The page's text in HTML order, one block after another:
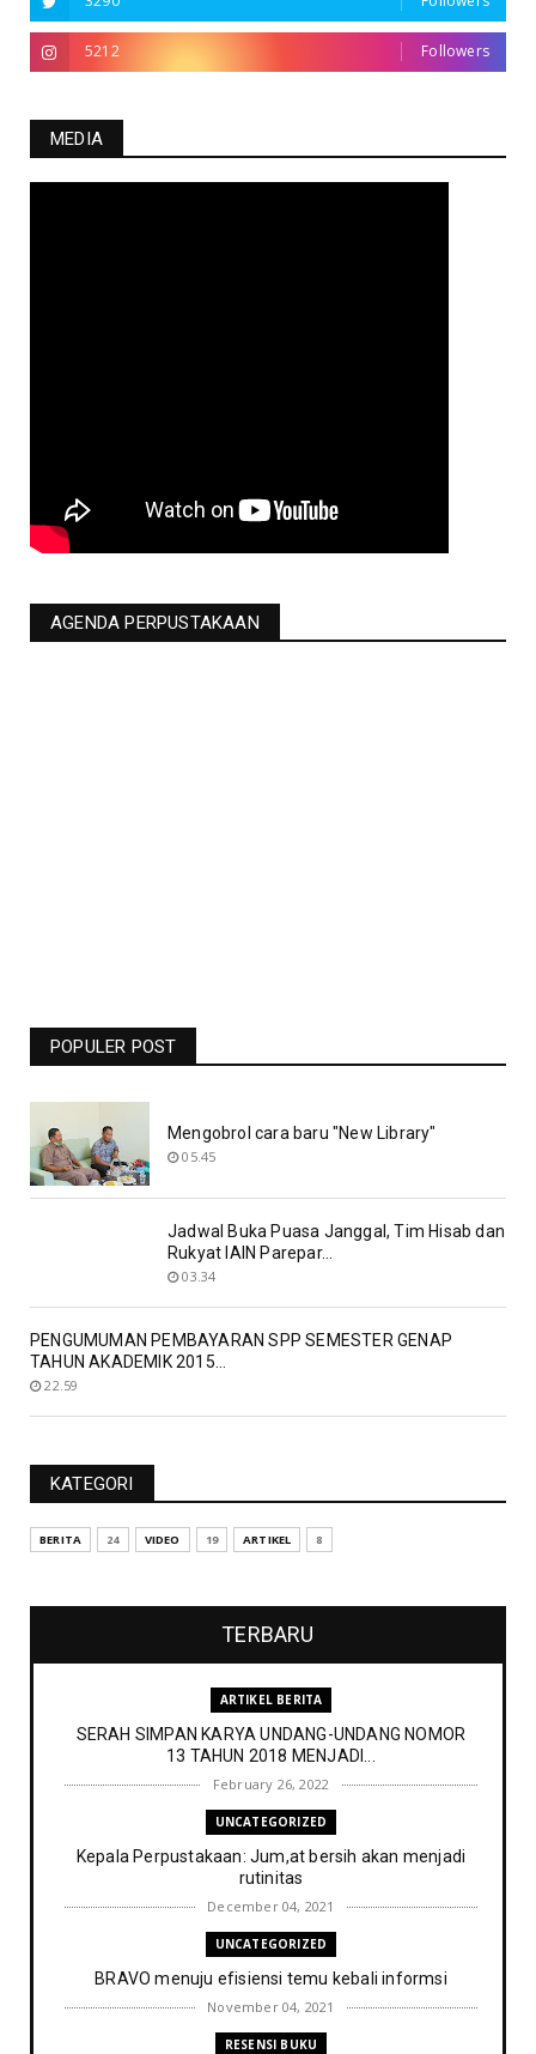
5212 Followers
MEDIA
AGENDA PERPUSTAKAAN
POPULER POST
Bolasport.com
Mengobrol cara baru "New Library"
05.45
Jadwal Buka Puasa Janggal, Tim Hisab dan
Rukyat IAIN Parepar...
03.34
PENGUMUMAN PEMBAYARAN SPP SEMESTER GENAP
TAHUN AKADEMIK 2015...
22.59
KATEGORI
BERITA 24 VIDEO 19 ARTIKEL 8
TERBARU
ARTIKEL BERITA
SERAH SIMPAN KARYA UNDANG-UNDANG NOMOR
13 TAHUN 2018 MENJADI...
February 26, 2022
UNCATEGORIZED
Kepala Perpustakaan: Jum,at bersih akan menjadi
rutinitas
December 04, 2021
UNCATEGORIZED
BRAVO menuju efisiensi temu kebali informsi
November 04, 2021
RESENSI BUKU